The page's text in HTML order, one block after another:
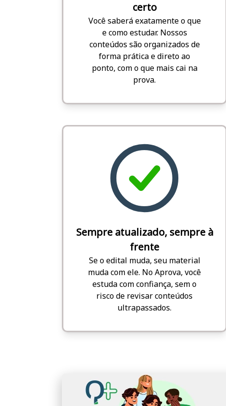
certo
Você saberá exatamente o que
e como estudar. Nossos
conteúdos são organizados de
forma prática e direto ao
ponto, com o que mais cai na
prova.
Sempre atualizado, sempre à
frente
Se o edital muda, seu material
muda com ele. No Aprova, você
estuda com confiança, sem o
risco de revisar conteúdos
ultrapassados.